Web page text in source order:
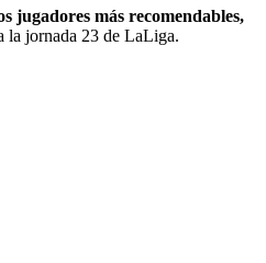
jugadores más recomendables,
la jornada 23 de LaLiga.